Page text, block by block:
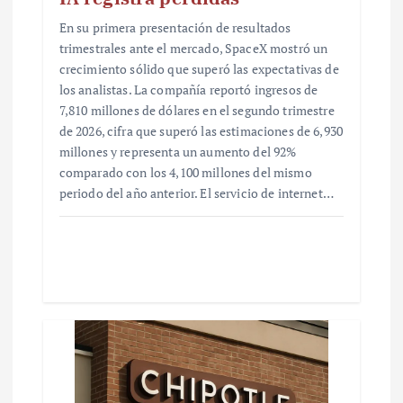
En su primera presentación de resultados
trimestrales ante el mercado, SpaceX mostró un
crecimiento sólido que superó las expectativas de
los analistas. La compañía reportó ingresos de
7,810 millones de dólares en el segundo trimestre
de 2026, cifra que superó las estimaciones de 6,930
millones y representa un aumento del 92%
comparado con los 4,100 millones del mismo
periodo del año anterior. El servicio de internet…